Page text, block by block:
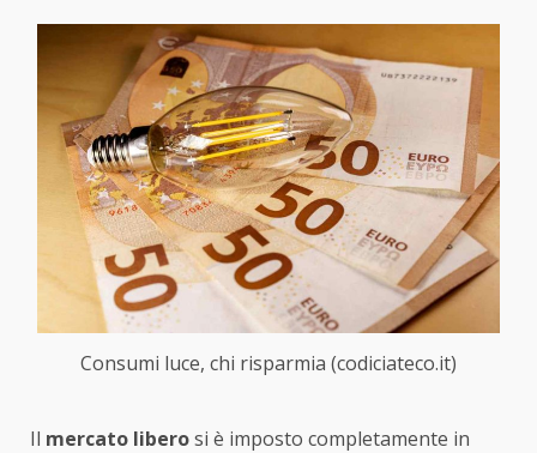
Consumi luce, chi risparmia (codiciateco.it)
Il mercato liberosi è imposto completamente in